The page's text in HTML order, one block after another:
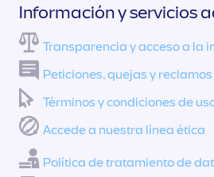
Información y servicios
Transparencia y acceso a la
Peticiones, quejas y reclamos
Términos y condiciones de
Accede a nuestra línea ética
Política de tratamiento de